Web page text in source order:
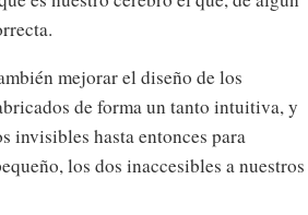
mejorar el diseño de los
de forma un tanto intuitiva, y
invisibles hasta entonces para
los dos inaccesibles a nuestros